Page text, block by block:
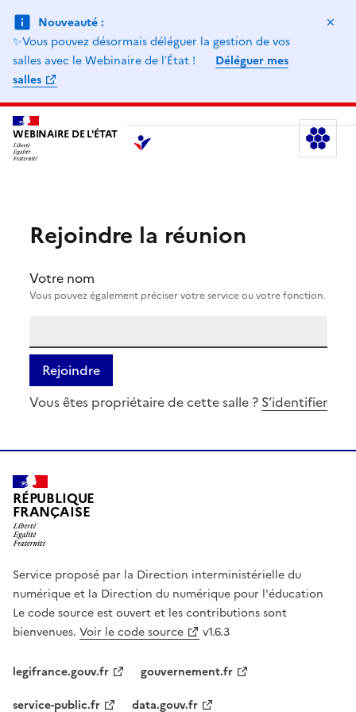
Nouveauté :
✨Vous pouvez désormais déléguer la gestion de vos
salles avec le Webinaire de lʼÉtat !
Déléguer mes
salles
WEBINAIRE DE L'ÉTAT
Rejoindre la réunion
Votre nom
Vous pouvez également préciser votre service ou votre fonction.
Rejoindre
Vous êtes propriétaire de cette salle ? S’identifier
RÉPUBLIQUE
FRANÇAISE
Service proposé par la Direction interministérielle du
numérique et la Direction du numérique pour l'éducation
Le code source est ouvert et les contributions sont
bienvenues. Voir le code source v1.6.3
legifrance.gouv.fr
gouvernement.fr
service-public.fr
data.gouv.fr